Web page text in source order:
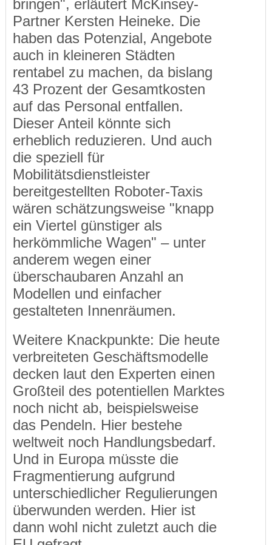
bringen", erläutert McKinsey-
Partner Kersten Heineke. Die
haben das Potenzial, Angebote
auch in kleineren Städten
rentabel zu machen, da bislang
43 Prozent der Gesamtkosten
auf das Personal entfallen.
Dieser Anteil könnte sich
erheblich reduzieren. Und auch
die speziell für
Mobilitätsdienstleister
bereitgestellten Roboter-Taxis
wären schätzungsweise "knapp
ein Viertel günstiger als
herkömmliche Wagen" – unter
anderem wegen einer
überschaubaren Anzahl an
Modellen und einfacher
gestalteten Innenräumen.
Weitere Knackpunkte: Die heute
verbreiteten Geschäftsmodelle
decken laut den Experten einen
Großteil des potentiellen Marktes
noch nicht ab, beispielsweise
das Pendeln. Hier bestehe
weltweit noch Handlungsbedarf.
Und in Europa müsste die
Fragmentierung aufgrund
unterschiedlicher Regulierungen
überwunden werden. Hier ist
dann wohl nicht zuletzt auch die